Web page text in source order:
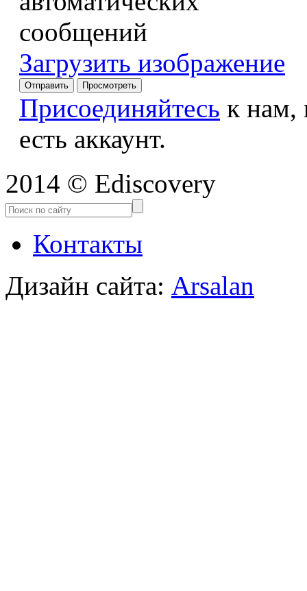
Загрузить изображение
Присоединяйтесь к
есть аккаунт.
2014 © Ediscovery
Контакты
Дизайн сайта: Arsalan